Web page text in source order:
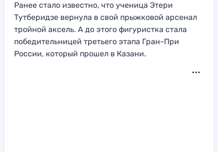
Ранее стало известно, что ученица Этери
Тутберидзе вернула в свой прыжковой арсенал
тройной аксель. А до этого фигуристка стала
победительницей третьего этапа Гран-При
России, который прошел в Казани.